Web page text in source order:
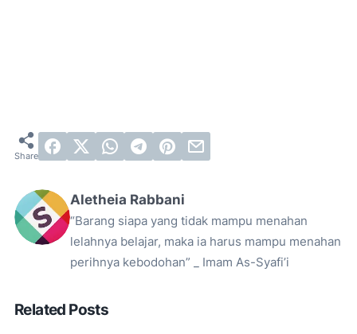
Aletheia Rabbani
“Barang siapa yang tidak mampu menahan
lelahnya belajar, maka ia harus mampu menahan
perihnya kebodohan” _ Imam As-Syafi’i
Related Posts